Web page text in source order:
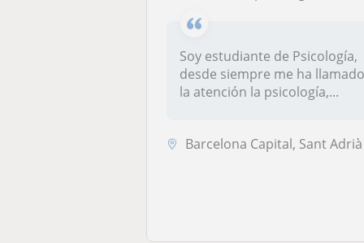
Soy estudiante de Psicología,
desde siempre me ha llamado
la atención la psicología,...
Barcelona Capital, Sant Adrià de Besòs, Santa Coloma de Gramenet